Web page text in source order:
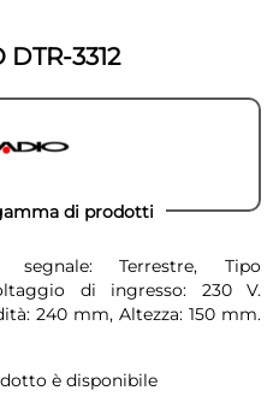
DTR-3312
di prodotti
segnale: Terrestre, Tipo
di ingresso: 230 V.
240 mm, Altezza: 150 mm.
è disponibile